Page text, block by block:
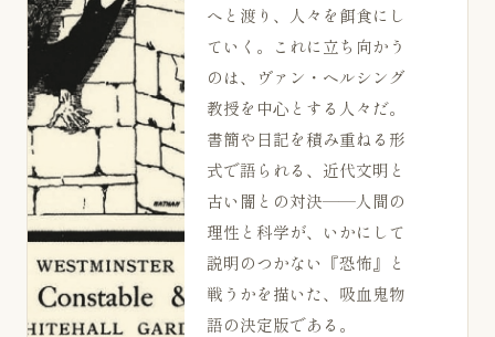
へと渡り、人々を餌食にし
ていく。これに立ち向かう
のは、ヴァン・ヘルシング
教授を中心とする人々だ。
書簡や日記を積み重ねる形
式で語られる、近代文明と
古い闇との対決——人間の
理性と科学が、いかにして
説明のつかない『恐怖』と
戦うかを描いた、吸血鬼物
語の決定版である。